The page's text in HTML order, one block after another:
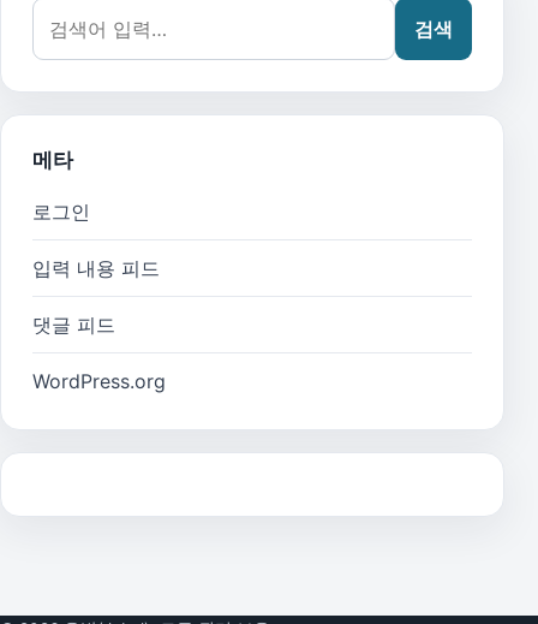
검색어:
검색
메타
로그인
입력 내용 피드
댓글 피드
WordPress.org